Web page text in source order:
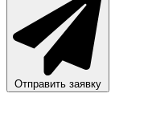
Отправить заявку